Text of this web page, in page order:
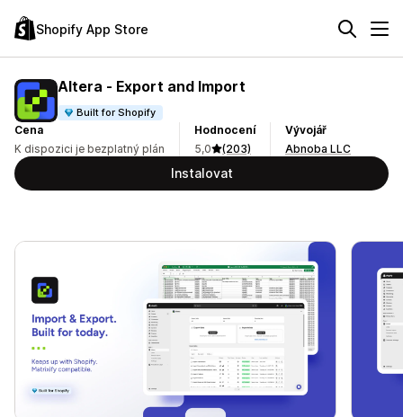
Shopify App Store
Altera ‑ Export and Import
Built for Shopify
Cena
K dispozici je bezplatný plán
Hodnocení
5,0
(203)
Vývojář
Abnoba LLC
Instalovat